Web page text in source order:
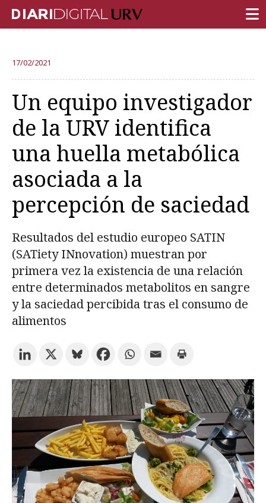
INVESTIGACIÓN
DOCENCIA
INSTITUCIÓN
VIDA EN EL CAMPUS
COMUNIDAD URV
Ámbitos universitarios
Prueba la búsqueda avanzada
ESPAÑOL CATALÀ ENGLISH
17/02/2021
Un equipo investigador
de la URV identifica
una huella metabólica
asociada a la
percepción de saciedad
Resultados del estudio europeo SATIN
(SATiety INnovation) muestran por
primera vez la existencia de una relación
entre determinados metabolitos en sangre
y la saciedad percibida tras el consumo de
alimentos